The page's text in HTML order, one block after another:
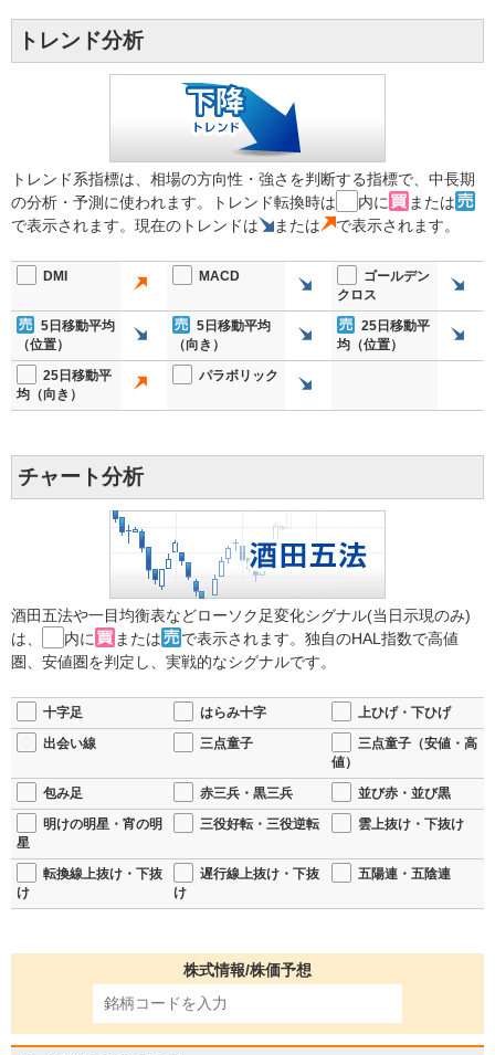
トレンド分析
トレンド系指標は、相場の方向性・強さを判断する指標で、中長期
の分析・予測に使われます。トレンド転換時は
内に
または
で表示されます。現在のトレンドは
または で表示されます。
DMI MACD
ゴールデン
クロス
5日移動平均
（位置）
5日移動平均
（向き）
25日移動平
均（位置）
25日移動平
均（向き）
パラボリック
チャート分析
酒田五法や一目均衡表などローソク足変化シグナル(当日示現のみ)
は、
内に または
で表示されます。独自のHAL指数で高値
圏、安値圏を判定し、実戦的なシグナルです。
十字足 はらみ十字
上ひげ・下ひげ
出会い線
三点童子
三点童子（安値・高
値）
包み足
赤三兵・黒三兵
並び赤・並び黒
明けの明星・宵の明
星
三役好転・三役逆転 雲上抜け・下抜け
転換線上抜け・下抜
け
遅行線上抜け・下抜
け
五陽連・五陰連
株式情報/株価予想